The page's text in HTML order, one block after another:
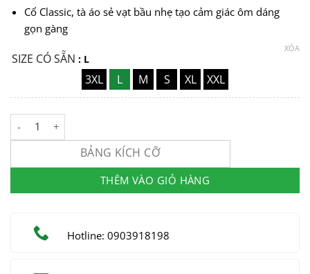
Cổ Classic, tà áo sẻ vạt bầu nhẹ tạo cảm giác ôm dáng
gọn gàng
SIZE CÓ SẴN : L
3XL L M S XL XXL
XÓA
Sơ Mi Nam Công Sở Chất Liệu Cotton #MSG9729 số lượng
BẢNG KÍCH CỠ
THÊM VÀO GIỎ HÀNG
Hotline: 0903918198